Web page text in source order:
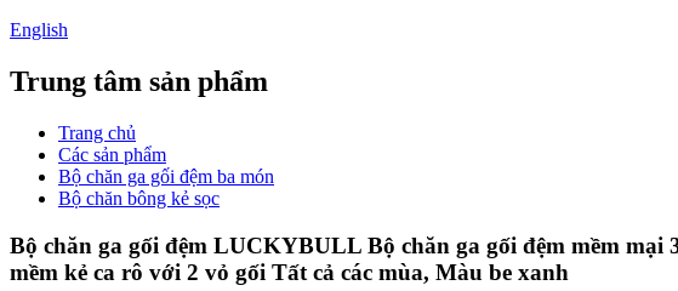
English
Trung tâm sản phẩm
Trang chủ
Các sản phẩm
Bộ chăn ga gối đệm ba món
Bộ chăn bông kẻ sọc
Bộ chăn ga gối đệm LUCKYBULL Bộ chăn ga gối đệm mềm
mềm kẻ ca rô với 2 vỏ gối Tất cả các mùa, Màu be xanh